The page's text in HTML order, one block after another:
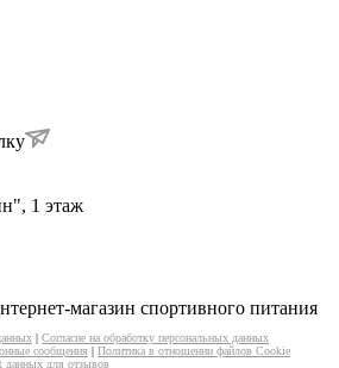
1 этаж
магазин спортивного питания
| Согласие на обработку персональных данных
сообщения | Политика в отношении файлов Cookie
данных для отзывов